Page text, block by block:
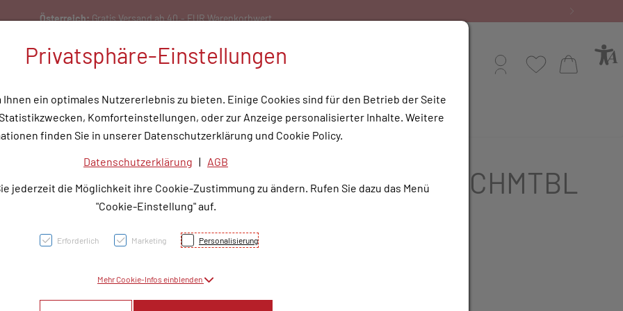
Österreich:Gratis Versand ab 40,- EUR Warenkorbwert
Profil WunschlisteWarenkorb
Medizinische Hilfsmittel Tipps & Wissen Service
Unsere Apotheke
OLANZAPIN BLU SCHMTBL
Privatsphäre-Einstellungen
ein optimales Nutzererlebnis zu bieten. Einige Cookies sind für den Betrieb der Seite
Komforteinstellungen, oder zur Anzeige personalisierter Inhalte. Weitere
finden Sie in unserer Datenschutzerklärung und Cookie Policy.
Datenschutzerklärung | AGB
jederzeit die Möglichkeit ihre Cookie-Zustimmung zu ändern. Rufen Sie dazu das Menü
"Cookie-Einstellung" auf.
Erforderlich Marketing Personalisierung
Mehr Cookie-Infos einblenden